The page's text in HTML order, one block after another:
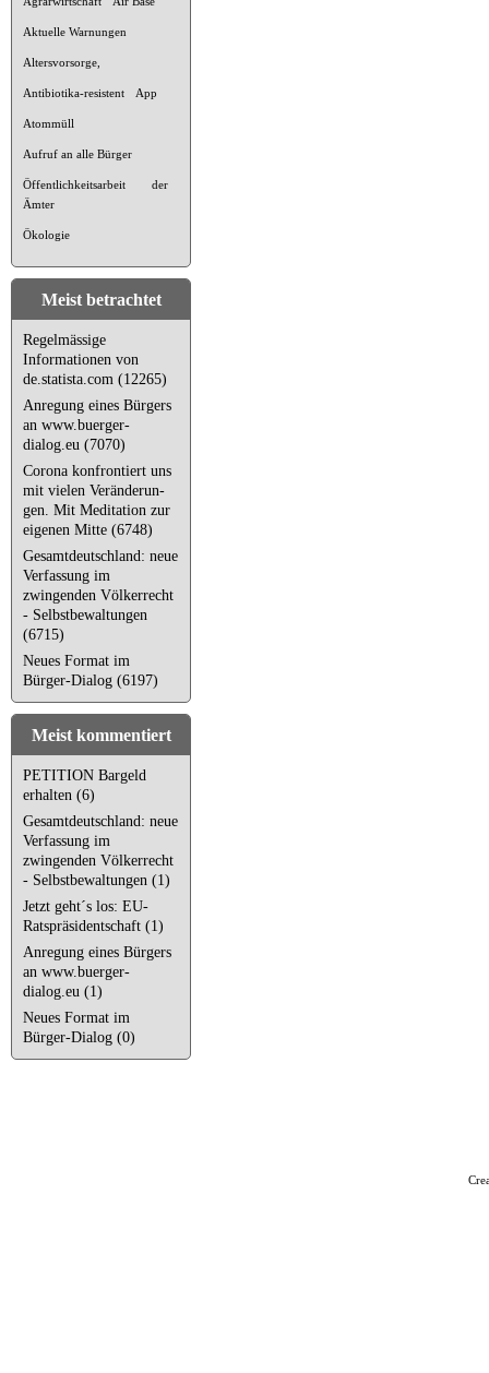
Aktuelle Warnungen
Altersvorsorge,
Antibiotika-resistent App
Atommüll
Aufruf an alle Bürger
Öffentlichkeitsarbeit der
Ämter
Ökologie
Meist betrachtet
Regelmässige
Informationen von
de.statista.com (12265)
Anregung eines Bürgers
an www.buerger-
dialog.eu (7070)
Corona kon­fron­tiert uns
mit vielen Ver­än­de­run­
gen. Mit Meditation zur
eigenen Mitte (6748)
Gesamtdeutschland: neue
Verfassung im
zwingenden Völkerrecht
- Selbstbewaltungen
(6715)
Neues Format im
Bürger-Dialog (6197)
Meist kommentiert
PETITION Bargeld
erhalten (6)
Gesamtdeutschland: neue
Verfassung im
zwingenden Völkerrecht
- Selbstbewaltungen (1)
Jetzt geht´s los: EU-
Ratspräsidentschaft (1)
Anregung eines Bürgers
an www.buerger-
dialog.eu (1)
Neues Format im
Bürger-Dialog (0)